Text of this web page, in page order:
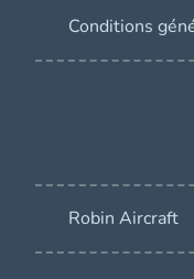
Conditions
Robin Aircraft